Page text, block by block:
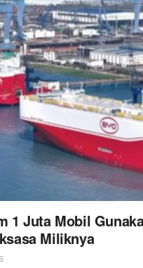
1 Juta Mobil
Miliknya